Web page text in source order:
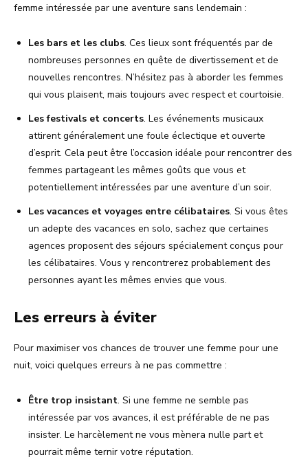
femme intéressée par une aventure sans lendemain :
Les bars et les clubs. Ces lieux sont fréquentés par de
nombreuses personnes en quête de divertissement et de
nouvelles rencontres. N’hésitez pas à aborder les femmes
qui vous plaisent, mais toujours avec respect et courtoisie.
Les festivals et concerts. Les événements musicaux
attirent généralement une foule éclectique et ouverte
d’esprit. Cela peut être l’occasion idéale pour rencontrer des
femmes partageant les mêmes goûts que vous et
potentiellement intéressées par une aventure d’un soir.
Les vacances et voyages entre célibataires. Si vous êtes
un adepte des vacances en solo, sachez que certaines
agences proposent des séjours spécialement conçus pour
les célibataires. Vous y rencontrerez probablement des
personnes ayant les mêmes envies que vous.
Les erreurs à éviter
Pour maximiser vos chances de trouver une femme pour une
nuit, voici quelques erreurs à ne pas commettre :
Être trop insistant. Si une femme ne semble pas
intéressée par vos avances, il est préférable de ne pas
insister. Le harcèlement ne vous mènera nulle part et
pourrait même ternir votre réputation.